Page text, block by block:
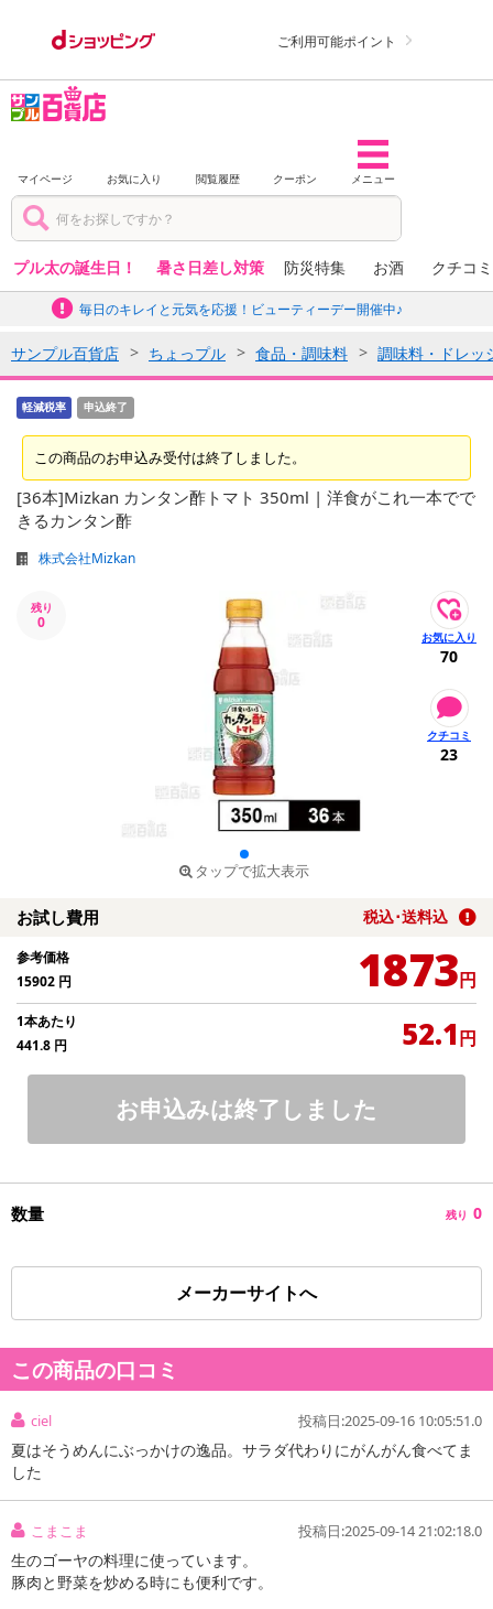
ご利用可能ポイント
マイページ お気に入り 閲覧履歴 クーポン メニュー
プル太の誕生日！ 暑さ日差し対策 防災特集 お酒 クチコ
毎日のキレイと元気を応援！ビューティーデー開催中♪
サンプル百貨店 ちょっプル 食品・調味料 調味料・ドレッ
軽減税率 申込終了
この商品のお申込み受付は終了しました。
[36本]Mizkan カンタン酢トマト 350ml | 洋食がこれ一本でで
きるカンタン酢
株式会社Mizkan
残り
0
タップで拡大表示
70
23
お試し費用 税込･送料込
参考価格
15902 円 1873円
1本あたり
441.8 円 52.1円
お申込みは終了しました
数量 残り 0
メーカーサイトへ
この商品の口コミ
ciel 投稿日:2025-09-16 10:05:51.0
夏はそうめんにぶっかけの逸品。サラダ代わりにがんがん食べてま
した
こまこま 投稿日:2025-09-14 21:02:18.0
生のゴーヤの料理に使っています。
豚肉と野菜を炒める時にも便利です。